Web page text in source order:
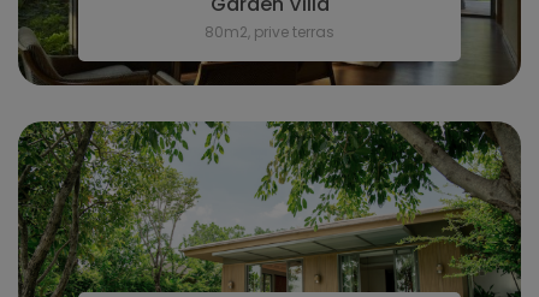
80m2, prive terras